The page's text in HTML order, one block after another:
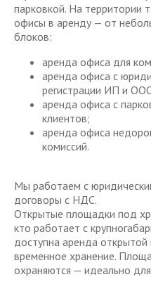
парковкой. На территории
офисы в аренду — от
блоков:
аренда офиса для
аренда офиса с
регистрации ИП и
аренда офиса с
клиентов;
аренда офиса
комиссий.
Мы работаем с
договоры с НДС.
Открытые площадки под
кто работает с
доступна аренда
временное хранение.
охраняются — идеально